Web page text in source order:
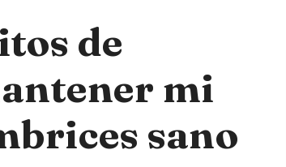
de
mi
sano